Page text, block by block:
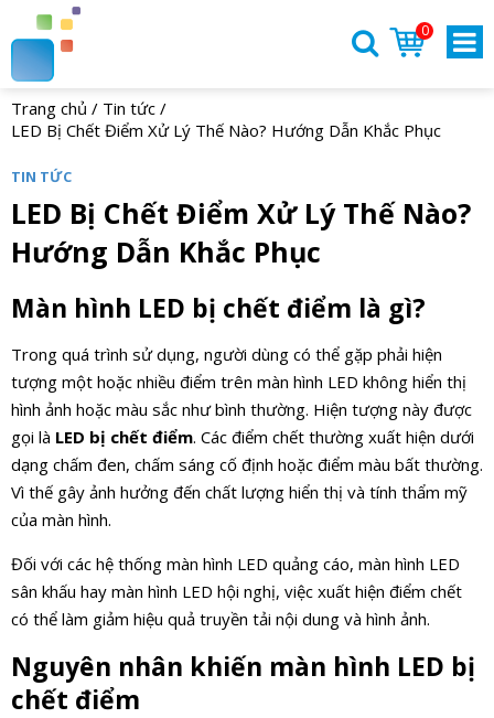
0
Trang chủ / Tin tức /
LED Bị Chết Điểm Xử Lý Thế Nào? Hướng Dẫn Khắc Phục
TIN TỨC
LED Bị Chết Điểm Xử Lý Thế Nào?
Hướng Dẫn Khắc Phục
Màn hình LED bị chết điểm là gì?
Trong quá trình sử dụng, người dùng có thể gặp phải hiện
tượng một hoặc nhiều điểm trên màn hình LED không hiển thị
hình ảnh hoặc màu sắc như bình thường. Hiện tượng này được
gọi là LED bị chết điểm. Các điểm chết thường xuất hiện dưới
dạng chấm đen, chấm sáng cố định hoặc điểm màu bất thường.
Vì thế gây ảnh hưởng đến chất lượng hiển thị và tính thẩm mỹ
của màn hình.
Đối với các hệ thống màn hình LED quảng cáo, màn hình LED
sân khấu hay màn hình LED hội nghị, việc xuất hiện điểm chết
có thể làm giảm hiệu quả truyền tải nội dung và hình ảnh.
Nguyên nhân khiến màn hình LED bị
chết điểm